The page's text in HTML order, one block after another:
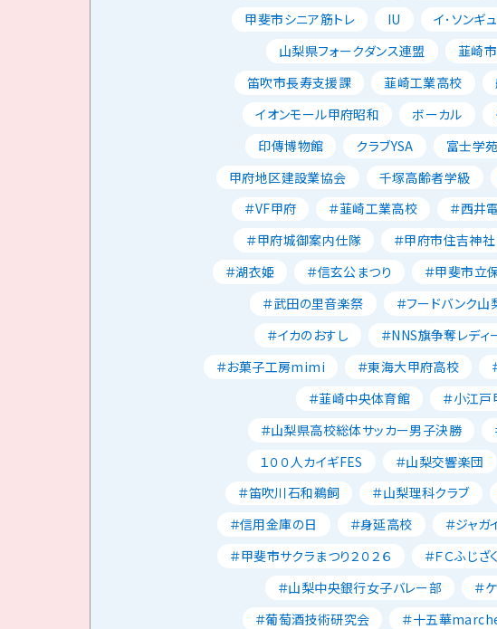
甲斐市シニア筋トレ
IU イ･ソンギ
山梨県フォークダンス連盟
韮崎
笛吹市長寿支援課
韮崎工業高校
イオンモール甲府昭和
ボーカル
印傳博物館
クラブYSA 富士学
甲府地区建設業協会
千塚高齢者学級
＃VF甲府
＃韮崎工業高校 ＃西井
＃甲府城御案内仕隊
＃甲府市住吉神社
＃湖衣姫
＃信玄公まつり ＃甲斐市立
＃武田の里音楽祭
＃フードバンク
＃イカのおすし
＃NNS旗争奪レディ
＃お菓子工房mimi
＃東海大甲府高校
＃韮崎中央体育館
＃小江
＃山梨県高校総体サッカー男子決勝
１００人カイギFES
＃山梨交響楽団
＃笛吹川石和鵜飼
＃山梨理科クラブ
＃信用金庫の日
＃身延高校 ＃ジャ
＃甲斐市サクラまつり２０２６
＃ＦＣふじざ
＃山梨中央銀行女子バレー部
＃
＃葡萄酒技術研究会
＃十五華